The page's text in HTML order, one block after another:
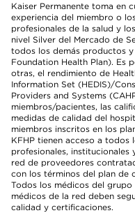
Kaiser Permanente toma en
experiencia del miembro o
profesionales de la salud y
nivel Silver del Mercado de
todos los demás productos
Foundation Health Plan). Es
otras, el rendimiento de
Information Set (HEDIS)/
Providers and Systems
miembros/pacientes, las
medidas de calidad del
miembros inscritos en los
KFHP tienen acceso a todos
profesionales,
red de proveedores
con los términos del plan de
Todos los médicos del
médicos de la red deben
calidad y certificaciones.